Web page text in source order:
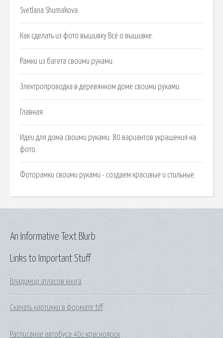
Svetlana Shumakova.
Как сделать из фото вышивку Всё о вышивке.
Рамки из багета своими руками.
Электропроводка в деревянном доме своими руками.
Главная.
Идеи для дома своими руками: 80 вариантов украшения на
фото.
Фоторамки своими руками - создаем красивые и стильные.
Links to Important Stuff
Владимир атласов книга
Скачать картинки в формате tiff
Расписание автобуса 40с красноярск
An Informative Text Blurb